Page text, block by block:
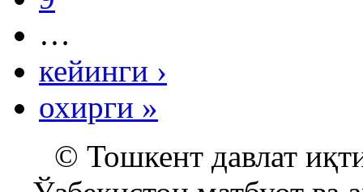
…
кейинги ›
охирги »
© Тошкент давлат